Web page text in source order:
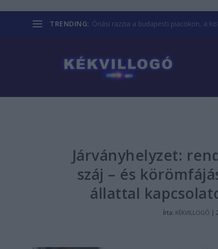
TRENDING: Óriási razzia a budapesti piacokon, a
Járványhelyzet:
száj – és
állattal
Írta: KÉKVILLOGÓ |